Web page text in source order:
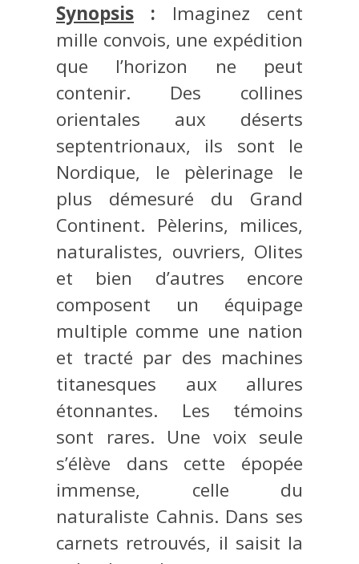
Synopsis : Imaginez cent
mille convois, une expédition
que l’horizon ne peut
contenir. Des collines
orientales aux déserts
septentrionaux, ils sont le
Nordique, le pèlerinage le
plus démesuré du Grand
Continent. Pèlerins, milices,
naturalistes, ouvriers, Оlites
et bien d’autres encore
composent un équipage
multiple comme une nation
et tracté par des machines
titanesques aux allures
étonnantes. Les témoins
sont rares. Une voix seule
s’élève dans cette épopée
immense, celle du
naturaliste Cahnis. Dans ses
carnets retrouvés, il saisit la